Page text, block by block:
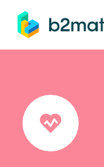
springen